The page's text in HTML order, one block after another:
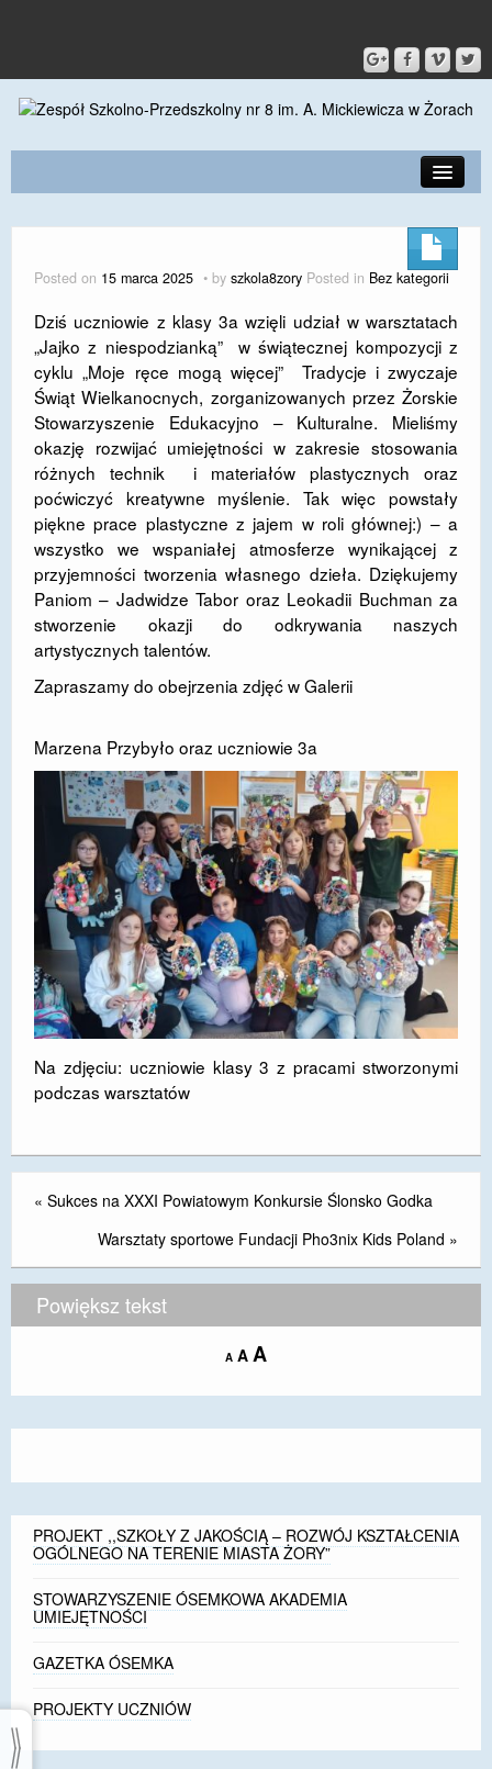
DLA RODZICÓW I UCZNIÓW
DLA PRACOWNIKÓW
GALERIA
SPORT
DOSTĘPNOŚĆ
POLITYKA PRYWATNOŚCI
RODO
EGZAMIN ÓSMOKLASISTY
STANDARDY OCHRONY MAŁOLETNICH
PROJEKT ,,SZKOŁY Z JAKOŚCIĄ – ROZWÓJ
KSZTAŁCENIA OGÓLNEGO NA TERENIE MIASTA
ŻORY”
REKRUTACJA 2026/2027
mLegitymacja
Posted on 15 marca 2025 by szkola8zory Posted in Bez kategorii
Dziś uczniowie z klasy 3a wzięli udział w warsztatach
„Jajko z niespodzianką” w świątecznej kompozycji z
cyklu „Moje ręce mogą więcej” Tradycje i zwyczaje
Świąt Wielkanocnych, zorganizowanych przez Żorskie
Stowarzyszenie Edukacyjno – Kulturalne. Mieliśmy
okazję rozwijać umiejętności w zakresie stosowania
różnych technik i materiałów plastycznych oraz
poćwiczyć kreatywne myślenie. Tak więc powstały
piękne prace plastyczne z jajem w roli głównej:) – a
wszystko we wspaniałej atmosferze wynikającej z
przyjemności tworzenia własnego dzieła. Dziękujemy
Paniom – Jadwidze Tabor oraz Leokadii Buchman za
stworzenie okazji do odkrywania naszych
artystycznych talentów.
Zapraszamy do obejrzenia zdjęć wGalerii
Marzena Przybyło oraz uczniowie 3a
Na zdjęciu: uczniowie klasy 3 z pracami stworzonymi
podczas warsztatów
« Sukces na XXXI Powiatowym Konkursie Ślonsko Godka
Warsztaty sportowe Fundacji Pho3nix Kids Poland »
Powiększ tekst
A Decrease
size.
A Reset
size.
AIncrease
size.
PROJEKT ,,SZKOŁY Z JAKOŚCIĄ – ROZWÓJ KSZTAŁCENIA
OGÓLNEGO NA TERENIE MIASTA ŻORY”
STOWARZYSZENIE ÓSEMKOWA AKADEMIA
UMIEJĘTNOŚCI
GAZETKA ÓSEMKA
PROJEKTY UCZNIÓW